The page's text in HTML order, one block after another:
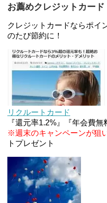
住信SBIネット
2%還元！V
条件などまとめ
マイナンバーカ
つ
デジタルギフト
お薦めクレジットカード
クレジットカードならポイ
のたび節約に！
リクルートカード
『還元率1.2%』『年会費無
※週末のキャンペーンが狙
トプレゼント